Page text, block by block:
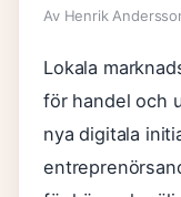
Av Henrik
Lokala
för handel och
nya digitala